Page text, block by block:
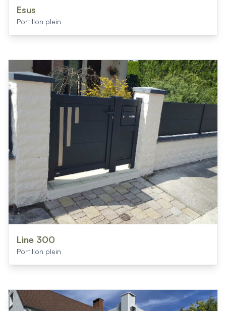
Accès Pro
Esus
Portillon plein
Line 300
Portillon plein